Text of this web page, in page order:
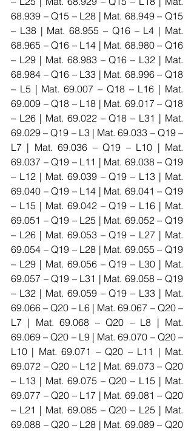
68.939 – Q15 – L28 | Mat. 68.949 – Q15
– L38 | Mat. 68.955 – Q16 – L4 | Mat.
68.965 – Q16 – L14 | Mat. 68.980 – Q16
– L29 | Mat. 68.983 – Q16 – L32 | Mat.
68.984 – Q16 – L33 | Mat. 68.996 – Q18
– L5 | Mat. 69.007 – Q18 – L16 | Mat.
69.009 – Q18 – L18 | Mat. 69.017 – Q18
– L26 | Mat. 69.022 – Q18 – L31 | Mat.
69.029 – Q19 – L3 | Mat. 69.033 – Q19 –
L7 | Mat. 69.036 – Q19 – L10 | Mat.
69.037 – Q19 – L11 | Mat. 69.038 – Q19
– L12 | Mat. 69.039 – Q19 – L13 | Mat.
69.040 – Q19 – L14 | Mat. 69.041 – Q19
– L15 | Mat. 69.042 – Q19 – L16 | Mat.
69.051 – Q19 – L25 | Mat. 69.052 – Q19
– L26 | Mat. 69.053 – Q19 – L27 | Mat.
69.054 – Q19 – L28 | Mat. 69.055 – Q19
– L29 | Mat. 69.056 – Q19 – L30 | Mat.
69.057 – Q19 – L31 | Mat. 69.058 – Q19
– L32 | Mat. 69.059 – Q19 – L33 | Mat.
69.066 – Q20 – L6 | Mat. 69.067 – Q20 –
L7 | Mat. 69.068 – Q20 – L8 | Mat.
69.069 – Q20 – L9 | Mat. 69.070 – Q20 –
L10 | Mat. 69.071 – Q20 – L11 | Mat.
69.072 – Q20 – L12 | Mat. 69.073 – Q20
– L13 | Mat. 69.075 – Q20 – L15 | Mat.
69.077 – Q20 – L17 | Mat. 69.081 – Q20
– L21 | Mat. 69.085 – Q20 – L25 | Mat.
69.088 – Q20 – L28 | Mat. 69.089 – Q20